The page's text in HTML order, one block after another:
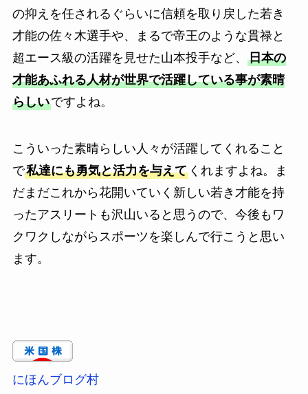
の抑えを任されるぐらいに信頼を取り戻した若き
才能の佐々木選手や、まるで帝王のような貫禄と
超エース級の活躍を見せた山本投手など、 日本の
才能あふれる人材が世界で活躍している事が素晴
らしいですよね。
こういった素晴らしい人々が活躍してくれること
で私達にも勇気と活力を与えてくれますよね。ま
だまだこれから花開いていく新しい若き才能を持
ったアスリートも沢山いると思うので、今後もワ
クワクしながらスポーツを楽しんで行こうと思い
ます。
にほんブログ村